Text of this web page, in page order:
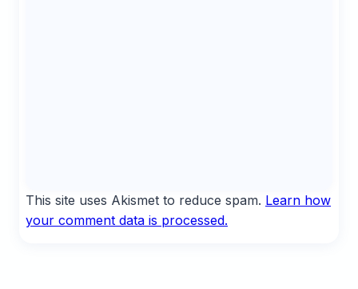
This site uses Akismet to reduce spam. Learn how
your comment data is processed.